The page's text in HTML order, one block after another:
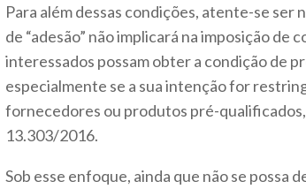
Para além dessas condições, atente-se
de “adesão” não implicará na imposição
interessados possam obter a condição de
especialmente se a sua intenção for
fornecedores ou produtos pré-qualificados,
13.303/2016.
Sob esse enfoque, ainda que não se